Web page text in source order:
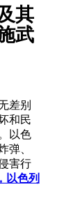
其
武
差别
和民
以色
弹、
害行
以色列